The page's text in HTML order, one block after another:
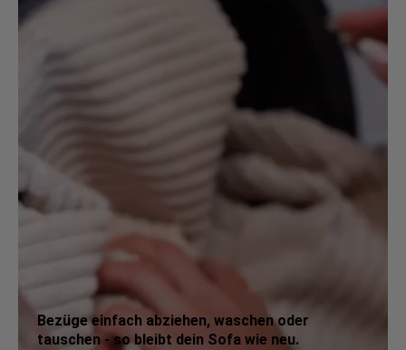
Bezüge einfach abziehen, waschen oder
tauschen - so bleibt dein Sofa wie neu.